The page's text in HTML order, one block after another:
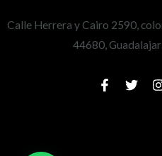
Calle Herrera y Cairo 2590,
44680,